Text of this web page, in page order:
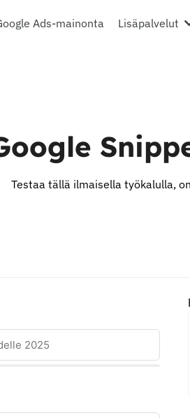
Ads-mainonta Lisäpalvelut
Testaa tällä ilmaisella työkalulla,